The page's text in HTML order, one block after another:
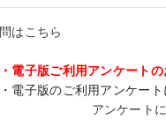
はこちら
電子版ご利用アンケートの
電子版のご利用アンケート
アンケート